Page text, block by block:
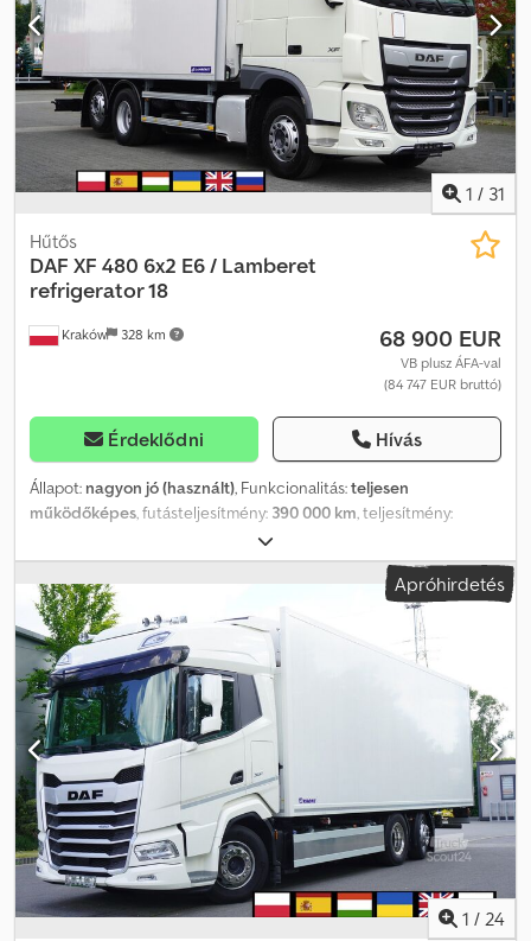
felfüggesztés - Légrugós ülések - Részecskeszűrő - Rádió/CD-
lejátszó - Alvókabín - Napellenző - Szerszámos láda =
Megjegyzések = DAF XF480 SSC Mega Red, 661 km,
XLRTEH4300G351810, könnyűfém felnik, új Michelin
gumiabroncsok = További információk = Első tengely:
kormányozható Motor hengerűrtartalma: 12 902 cm³ Üres tömeg:
7964 kg Megengedett teherbírás: 28 015 kg Megengedett
össztömeg: 35 979 kg Sérülések: nincsenek
1 / 31
Kraków 328 km
Hűtős
DAF XF 480 6x2 E6 / Lamberet
refrigerator 18
68 900 EUR
VB plusz ÁFA-val
(84 747 EUR bruttó)
Érdeklődni Hívás
Állapot: nagyon jó (használt), Funkcionalitás:teljesen
működőképes, futásteljesítmény: 390 000 km, teljesítmény:
, üzemanyagtípus:
kg, maximális teherbírás:12 970 kg, össztömeg:26 000 kg,
tengelyelrendezés:
alvófülke,
hajtástípus:automata , kibocsátási osztály:
, felfüggesztés:
levegő, raktér hossza: 7 400 mm, rakodótér szélesség:2 460 mm
raktérmagasság:2 590 mm, Gyártási év:
, Felszereltség:
differenciálzár, hűtőegység, légkondicionálás, utánfutó
vonófej, állófűtés , DAF XF 480 6×2 E6 / Lamberet Bitempes
hűtőszekrény 18 EPAL / Carrier Vector 1950 MT 2020/2021 Futott
390 ezer km Műszaki adatok Össztömeg 26000 kg Súlya 13030 kg
Hasznos teher 12970 kg Teljesítmény 480 LE A motor űrtartalma
12902 cm3 Euro 6 AdBlue Teljes légrugózás Pótkerék tartó 6×2
Felemelt tengely Pótkocsi tengelykapcsoló Lamberet
Hűtőszekrény felépítmény Carrier Vector 1950 MT Diesel-Electro
egység Bitempes Kapacitás 18 EPAL Méretek belül Hossza 740 cm
szélessége 246 cm Magassága 259 cm Válaszfal 2 párologtató
Hálófülke 2 ágyas Automata sebességváltó Légkondicionáló
Apróhirdetés
1 / 24